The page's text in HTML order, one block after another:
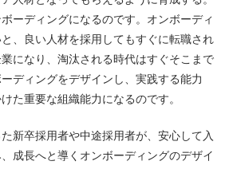
ーディングになるのです。オンボーディ
、良い人材を採用してもすぐに転職され
になり、淘汰される時代はすぐそこまで
ディングをデザインし、実践する能力
た重要な組織能力になるのです。
新卒採用者や中途採用者が、安心して入
成長へと導くオンボーディングのデザイ